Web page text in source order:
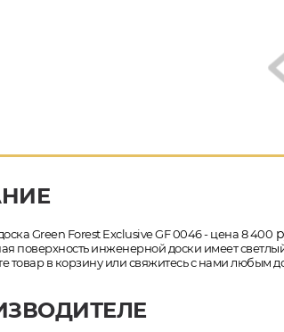
Green Forest Exclusive GF 0046 - цена 8 400
поверхность инженерной доски имеет
товар в корзину или свяжитесь с нами любым